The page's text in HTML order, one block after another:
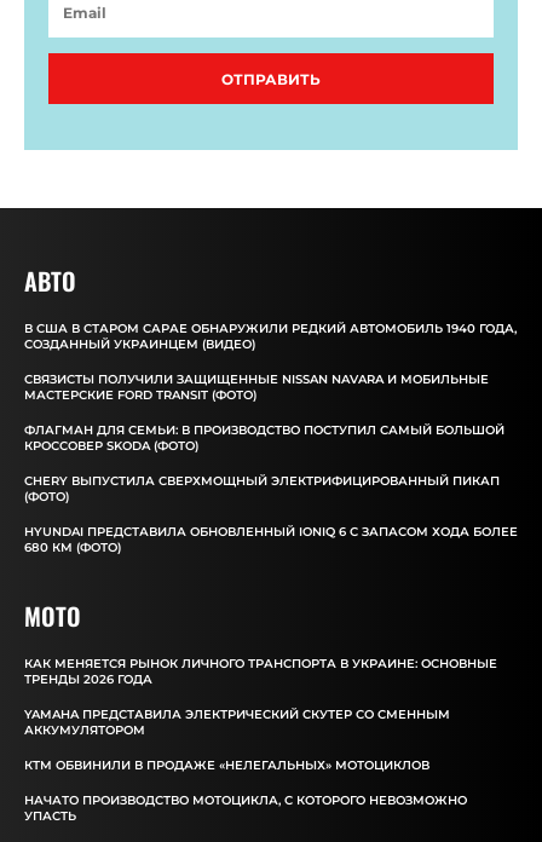
ОТПРАВИТЬ
АВТО
В США В СТАРОМ САРАЕ ОБНАРУЖИЛИ РЕДКИЙ АВТОМОБИЛЬ 1940 ГОДА,
СОЗДАННЫЙ УКРАИНЦЕМ (ВИДЕО)
СВЯЗИСТЫ ПОЛУЧИЛИ ЗАЩИЩЕННЫЕ NISSAN NAVARA И МОБИЛЬНЫЕ
МАСТЕРСКИЕ FORD TRANSIT (ФОТО)
ФЛАГМАН ДЛЯ СЕМЬИ: В ПРОИЗВОДСТВО ПОСТУПИЛ САМЫЙ БОЛЬШОЙ
КРОССОВЕР SKODA (ФОТО)
CHERY ВЫПУСТИЛА СВЕРХМОЩНЫЙ ЭЛЕКТРИФИЦИРОВАННЫЙ ПИКАП
(ФОТО)
HYUNDAI ПРЕДСТАВИЛА ОБНОВЛЕННЫЙ IONIQ 6 С ЗАПАСОМ ХОДА БОЛЕЕ
680 КМ (ФОТО)
MOTO
КАК МЕНЯЕТСЯ РЫНОК ЛИЧНОГО ТРАНСПОРТА В УКРАИНЕ: ОСНОВНЫЕ
ТРЕНДЫ 2026 ГОДА
YAMAHA ПРЕДСТАВИЛА ЭЛЕКТРИЧЕСКИЙ СКУТЕР СО СМЕННЫМ
АККУМУЛЯТОРОМ
КТМ ОБВИНИЛИ В ПРОДАЖЕ «НЕЛЕГАЛЬНЫХ» МОТОЦИКЛОВ
НАЧАТО ПРОИЗВОДСТВО МОТОЦИКЛА, С КОТОРОГО НЕВОЗМОЖНО
УПАСТЬ